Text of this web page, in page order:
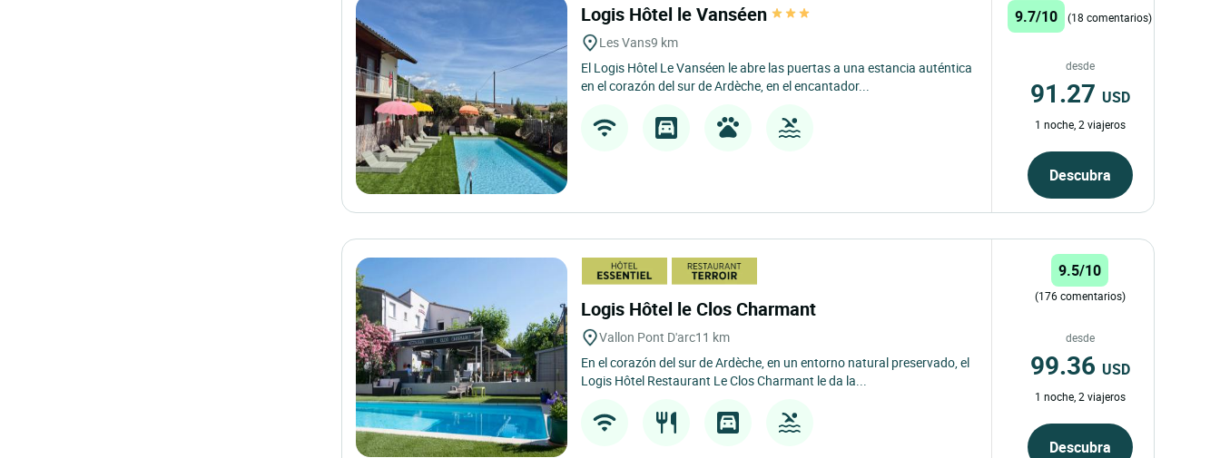
Logis Hôtel le Vanséen
Les Vans9 km
El Logis Hôtel Le Vanséen le abre las puertas a una estancia auténtica
en el corazón del sur de Ardèche, en el encantador...
9.7/10 (18 comentarios)
desde
91.27 USD
1 noche, 2 viajeros
Descubra
Logis Hôtel le Clos Charmant
Vallon Pont D'arc11 km
En el corazón del sur de Ardèche, en un entorno natural preservado, el
Logis Hôtel Restaurant Le Clos Charmant le da la...
9.5/10
(176 comentarios)
desde
99.36 USD
1 noche, 2 viajeros
Descubra